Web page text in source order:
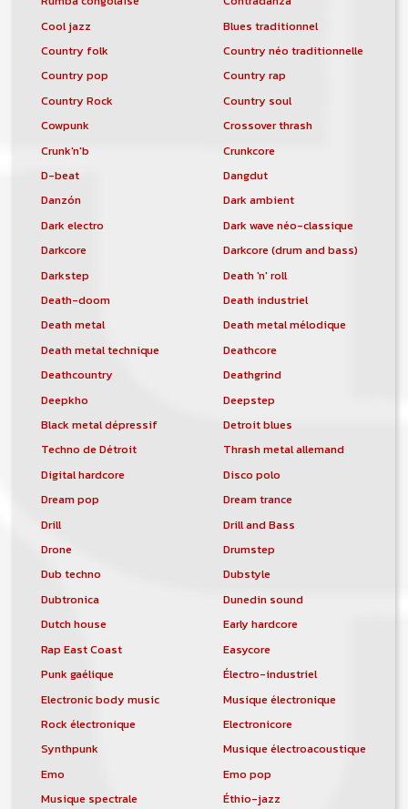
Cool jazz
Blues traditionnel
Country folk
Country néo traditionnelle
Country pop
Country rap
Country Rock
Country soul
Cowpunk
Crossover thrash
Crunk'n'b
Crunkcore
D-beat
Dangdut
Danzón
Dark ambient
Dark electro
Dark wave néo-classique
Darkcore
Darkcore (drum and bass)
Darkstep
Death 'n' roll
Death-doom
Death industriel
Death metal
Death metal mélodique
Death metal technique
Deathcore
Deathcountry
Deathgrind
Deepkho
Deepstep
Black metal dépressif
Detroit blues
Techno de Détroit
Thrash metal allemand
Digital hardcore
Disco polo
Dream pop
Dream trance
Drill
Drill and Bass
Drone
Drumstep
Dub techno
Dubstyle
Dubtronica
Dunedin sound
Dutch house
Early hardcore
Rap East Coast
Easycore
Punk gaélique
Électro-industriel
Electronic body music
Musique électronique
Rock électronique
Electronicore
Synthpunk
Musique électroacoustique
Emo
Emo pop
Musique spectrale
Éthio-jazz